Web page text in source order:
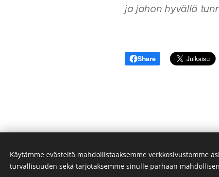
ja johon hyvällä
Share
Käytämme evästeitä mahdollistaaksemme verkkosivustomme
turvallisuuden sekä tarjotaksemme sinulle parhaan